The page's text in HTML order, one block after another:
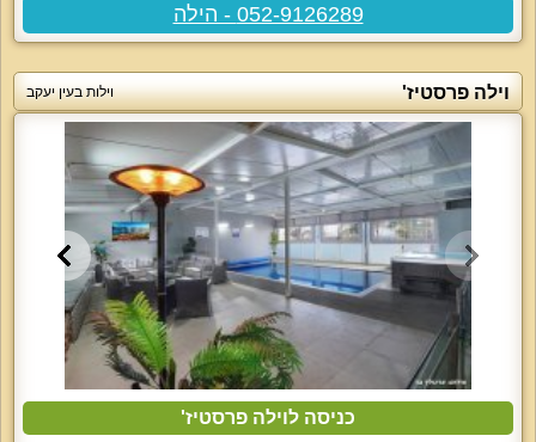
052-9126289 - הילה
וילה פרסטיז' וילות בעין יעקב
כניסה לוילה פרסטיז'